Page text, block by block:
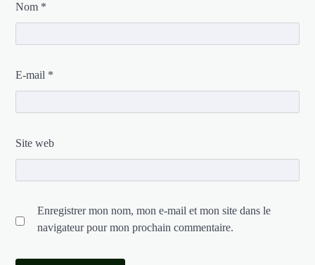
Nom *
E-mail *
Site web
Enregistrer mon nom, mon e-mail et mon site dans le
navigateur pour mon prochain commentaire.